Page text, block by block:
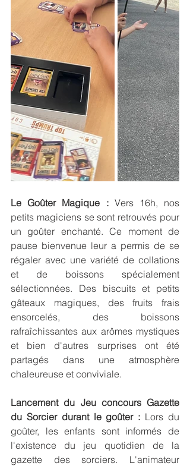
Le Goûter Magique : Vers 16h, nos
petits magiciens se sont retrouvés pour
un goûter enchanté. Ce moment de
pause bienvenue leur a permis de se
régaler avec une variété de collations
et de boissons spécialement
sélectionnées. Des biscuits et petits
gâteaux magiques, des fruits frais
ensorcelés, des boissons
rafraîchissantes aux arômes mystiques
et bien d'autres surprises ont été
partagés dans une atmosphère
chaleureuse et conviviale.
Lancement du Jeu concours Gazette
du Sorcier durant le goûter : Lors du
goûter, les enfants sont informés de
l'existence du jeu quotidien de la
gazette des sorciers. L'animateur